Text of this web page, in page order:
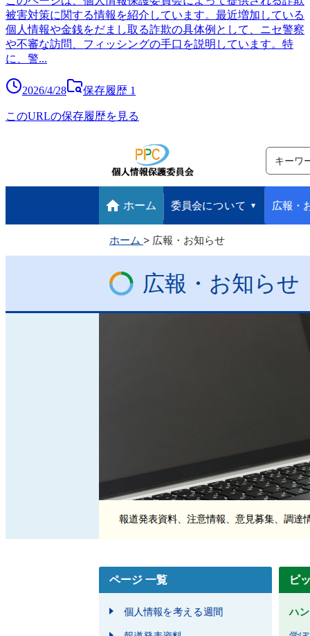
被害対策に関する情報を紹介しています。最近増加している
個人情報や金銭をだまし取る詐欺の具体例として、ニセ警察
や不審な訪問、フィッシングの手口を説明しています。特
に、警...
2026/4/28 保存履歴 1
このURLの保存履歴を見る